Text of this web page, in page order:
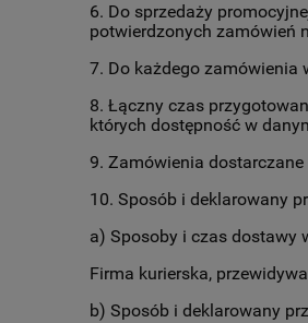
6. Do sprzedaży
potwierdzonych zamówień
7. Do każdego zamówienia
8. Łączny czas
których dostępność w
9. Zamówienia
10. Sposób i deklarowany
a) Sposoby i czas dostawy
Firma kurierska,
b) Sposób i deklarowany